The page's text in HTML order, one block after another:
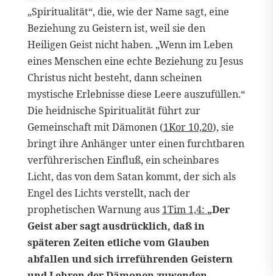
„Spiritualität“, die, wie der Name sagt, eine
Beziehung zu Geistern ist, weil sie den
Heiligen Geist nicht haben. „Wenn im Leben
eines Menschen eine echte Beziehung zu Jesus
Christus nicht besteht, dann scheinen
mystische Erlebnisse diese Leere auszufüllen.“
Die heidnische Spiritualität führt zur
Gemeinschaft mit Dämonen (1Kor 10,20), sie
bringt ihre Anhänger unter einen furchtbaren
verführerischen Einfluß, ein scheinbares
Licht, das von dem Satan kommt, der sich als
Engel des Lichts verstellt, nach der
prophetischen Warnung aus 1Tim 1,4: „Der
Geist aber sagt ausdrücklich, daß in
späteren Zeiten etliche vom Glauben
abfallen und sich irreführenden Geistern